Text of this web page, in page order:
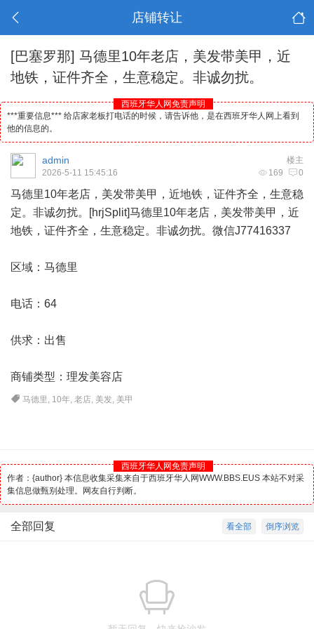
店铺转让
[巴塞罗那] 马德里10年老店，美发带美甲，近
地铁，证件齐全，生意稳定。非诚勿扰。
西班牙华人网免责声明
***重要信息*** 给店家老板打电话的时候，请告诉他，是在西班牙华人网上看到
他的信息的。
楼主
admin
169 0
2026-5-11 15:45:16
马德里10年老店，美发带美甲，近地铁，证件齐全，生意稳
定。非诚勿扰。[hrjSplit]马德里10年老店，美发带美甲，近
地铁，证件齐全，生意稳定。非诚勿扰。微信J77416337
区域：马德里
电话：64
供求：出售
商铺类型：理发美容店
马德里 , 10年,老店, 美发, 美甲
西班牙华人网免责声明
作者：{author} 本信息收集采集来自于西班牙华人网WWW.BBS.EUS 本站不对采
集信息做甄别处理。网友自行判断。
倒序浏览
看全部
全部回复